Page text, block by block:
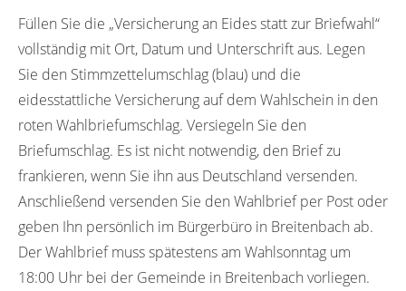
Füllen Sie die „Versicherung an Eides statt zur Briefwahl“
vollständig mit Ort, Datum und Unterschrift aus. Legen
Sie den Stimmzettelumschlag (blau) und die
eidesstattliche Versicherung auf dem Wahlschein in den
roten Wahlbriefumschlag. Versiegeln Sie den
Briefumschlag. Es ist nicht notwendig, den Brief zu
frankieren, wenn Sie ihn aus Deutschland versenden.
Anschließend versenden Sie den Wahlbrief per Post oder
geben Ihn persönlich im Bürgerbüro in Breitenbach ab.
Der Wahlbrief muss spätestens am Wahlsonntag um
18:00 Uhr bei der Gemeinde in Breitenbach vorliegen.